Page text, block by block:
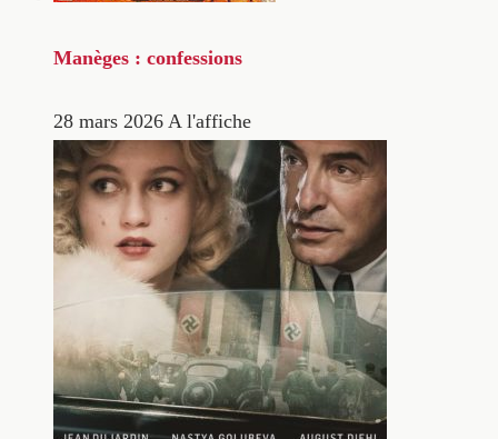
Manèges : confessions
28 mars 2026 A l'affiche